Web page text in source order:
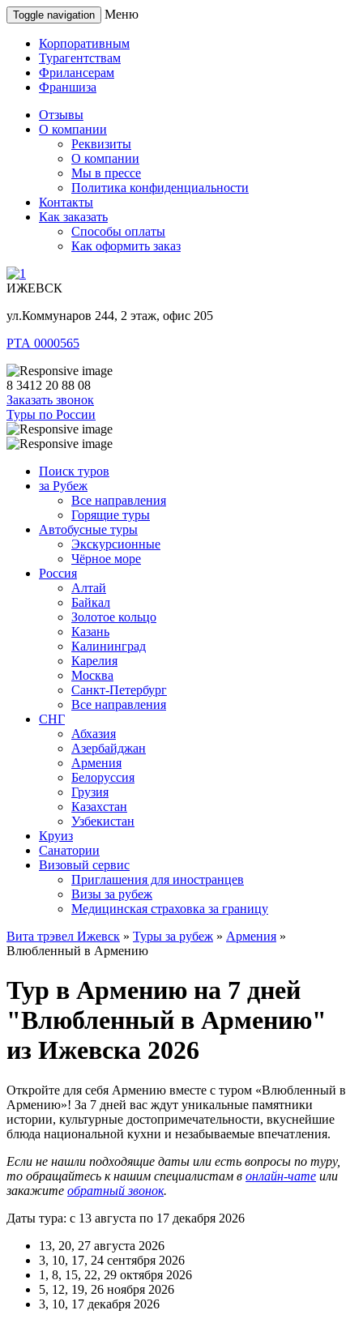
Toggle navigation Меню
Корпоративным
Турагентствам
Фрилансерам
Франшиза
Отзывы
О компании
Реквизиты
О компании
Мы в прессе
Политика конфиденциальности
Контакты
Как заказать
Способы оплаты
Как оформить заказ
ИЖЕВСК
ул.Коммунаров 244, 2 этаж, офис 205
РТА 0000565
8 3412 20 88 08
Заказать звонок
Туры по России
Поиск туров
за Рубеж
Все направления
Горящие туры
Автобусные туры
Экскурсионные
Чёрное море
Россия
Алтай
Байкал
Золотое кольцо
Казань
Калининград
Карелия
Москва
Санкт-Петербург
Все направления
СНГ
Абхазия
Азербайджан
Армения
Белоруссия
Грузия
Казахстан
Узбекистан
Круиз
Санатории
Визовый сервис
Приглашения для иностранцев
Визы за рубеж
Медицинская страховка за границу
Вита трэвел Ижевск » Туры за рубеж » Армения »
Влюбленный в Армению
Тур в Армению на 7 дней
"Влюбленный в Армению"
из Ижевска 2026
Откройте для себя Армению вместе с туром «Влюбленный в
Армению»! За 7 дней вас ждут уникальные памятники
истории, культурные достопримечательности, вкуснейшие
блюда национальной кухни и незабываемые впечатления.
Если не нашли подходящие даты или есть вопросы по туру,
то обращайтесь к нашим специалистам в онлайн-чате или
закажите обратный звонок.
Даты тура: с 13 августа по 17 декабря 2026
13, 20, 27 августа 2026
3, 10, 17, 24 сентября 2026
1, 8, 15, 22, 29 октября 2026
5, 12, 19, 26 ноября 2026
3, 10, 17 декабря 2026